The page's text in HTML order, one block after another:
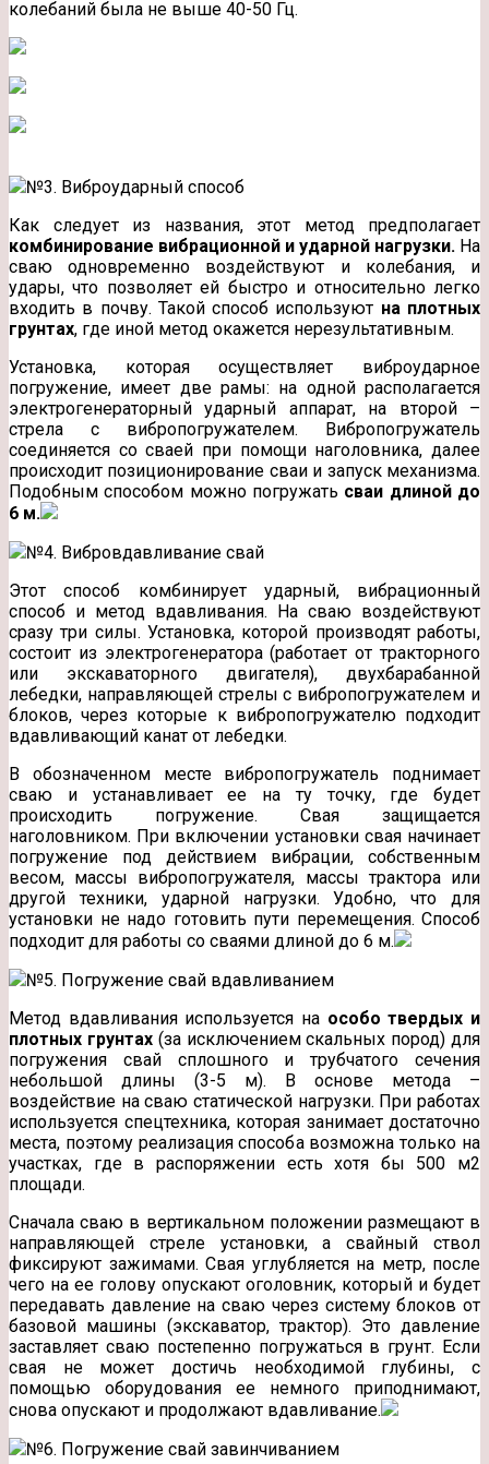
колебаний была не выше 40-50 Гц.
№3. Виброударный способ
Как следует из названия, этот метод предполагает
комбинирование вибрационной и ударной нагрузки. На
сваю одновременно воздействуют и колебания, и
удары, что позволяет ей быстро и относительно легко
входить в почву. Такой способ используют на плотных
грунтах, где иной метод окажется нерезультативным.
Установка, которая осуществляет виброударное
погружение, имеет две рамы: на одной располагается
электрогенераторный ударный аппарат, на второй –
стрела с вибропогружателем. Вибропогружатель
соединяется со сваей при помощи наголовника, далее
происходит позиционирование сваи и запуск механизма.
Подобным способом можно погружать сваи длиной до
6 м.
№4. Вибровдавливание свай
Этот способ комбинирует ударный, вибрационный
способ и метод вдавливания. На сваю воздействуют
сразу три силы. Установка, которой производят работы,
состоит из электрогенератора (работает от тракторного
или экскаваторного двигателя), двухбарабанной
лебедки, направляющей стрелы с вибропогружателем и
блоков, через которые к вибропогружателю подходит
вдавливающий канат от лебедки.
В обозначенном месте вибропогружатель поднимает
сваю и устанавливает ее на ту точку, где будет
происходить погружение. Свая защищается
наголовником. При включении установки свая начинает
погружение под действием вибрации, собственным
весом, массы вибропогружателя, массы трактора или
другой техники, ударной нагрузки. Удобно, что для
установки не надо готовить пути перемещения. Способ
подходит для работы со сваями длиной до 6 м.
№5. Погружение свай вдавливанием
Метод вдавливания используется на особо твердых и
плотных грунтах(за исключением скальных пород) для
погружения свай сплошного и трубчатого сечения
небольшой длины (3-5 м). В основе метода –
воздействие на сваю статической нагрузки. При работах
используется спецтехника, которая занимает достаточно
места, поэтому реализация способа возможна только на
участках, где в распоряжении есть хотя бы 500 м2
площади.
Сначала сваю в вертикальном положении размещают в
направляющей стреле установки, а свайный ствол
фиксируют зажимами. Свая углубляется на метр, после
чего на ее голову опускают оголовник, который и будет
передавать давление на сваю через систему блоков от
базовой машины (экскаватор, трактор). Это давление
заставляет сваю постепенно погружаться в грунт. Если
свая не может достичь необходимой глубины, с
помощью оборудования ее немного приподнимают,
снова опускают и продолжают вдавливание.
№6. Погружение свай завинчиванием